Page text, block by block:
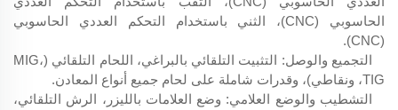
الحاسوبي (CNC)، الثني باستخدام التحكم العددي الحاسوبي
(CNC).
التجميع والوصل: التثبيت التلقائي بالبراغي، اللحام التلقائي (MIG،
TIG، ونقاطي)، وقدرات شاملة على لحام جميع أنواع المعادن.
التشطيب والوضع العلامي: وضع العلامات بالليزر، الرش التلقائي،